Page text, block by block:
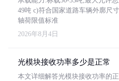
49吨 c)符合国家道路车辆外廓尺
轴荷限值标准
2026年8月4日
光模块接收功率多少是正常
本文详细解答光模块接收功率的